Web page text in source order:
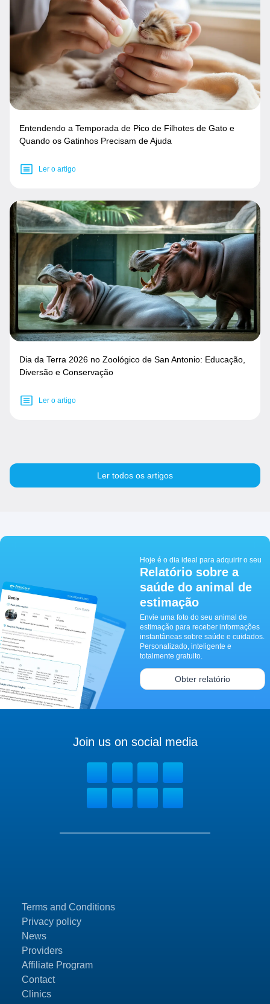
Entendendo a Temporada de Pico de Filhotes de Gato e
Quando os Gatinhos Precisam de Ajuda
Ler o artigo
Dia da Terra 2026 no Zoológico de San Antonio: Educação,
Diversão e Conservação
Ler o artigo
Ler todos os artigos
Hoje é o dia ideal para adquirir o seu
Relatório sobre a
saúde do animal de
estimação
Envie uma foto do seu animal de
estimação para receber informações
instantâneas sobre saúde e cuidados.
Personalizado, inteligente e
totalmente gratuito.
Obter relatório
Terms and Conditions
Privacy policy
News
Providers
Affiliate Program
Contact
Clinics
Join us on social media